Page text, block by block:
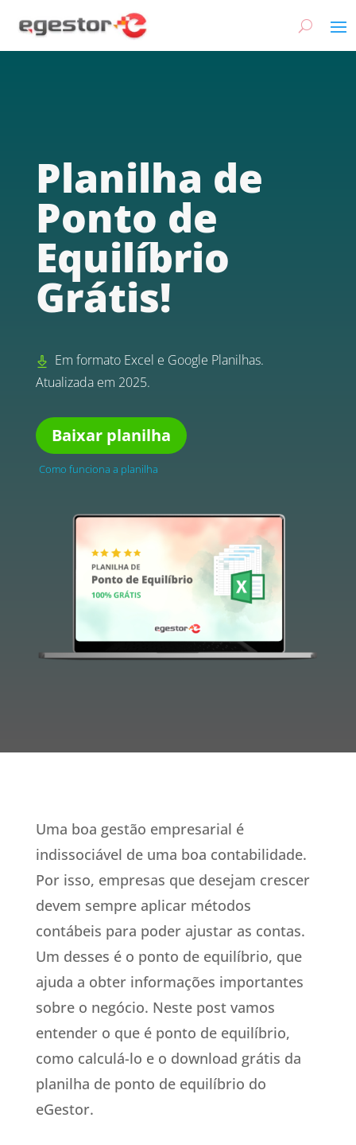
Planilha de
Ponto de
Equilíbrio
Grátis!
Em formato Excel e Google Planilhas.
Atualizada em 2025.
Baixar planilha
Como funciona a planilha
Uma boa gestão empresarial é
indissociável de uma boa contabilidade.
Por isso, empresas que desejam crescer
devem sempre aplicar métodos
contábeis para poder ajustar as contas.
Um desses é o ponto de equilíbrio, que
ajuda a obter informações importantes
sobre o negócio. Neste post vamos
entender o que é ponto de equilíbrio,
como calculá-lo e o download grátis da
planilha de ponto de equilíbrio do
eGestor.